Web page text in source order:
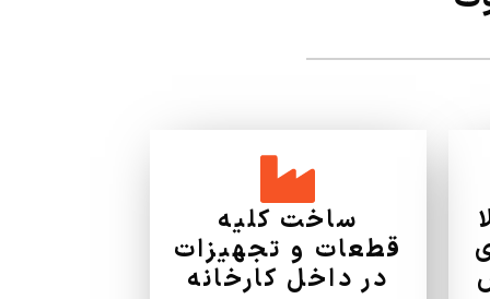
ساخت کلیه
قطعات و تجهیزات
در داخل کارخانه